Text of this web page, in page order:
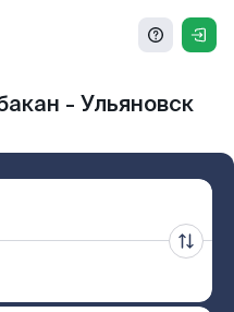
- Ульяновск